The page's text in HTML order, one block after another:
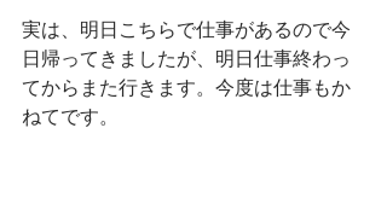
実は、明日こちらで仕事があるので今
日帰ってきましたが、明日仕事終わっ
てからまた行きます。今度は仕事もか
ねてです。